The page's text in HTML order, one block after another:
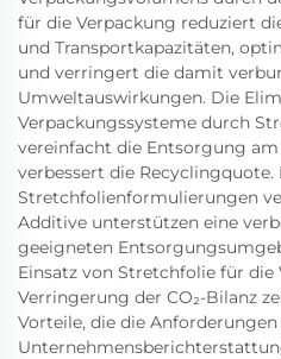
für die Verpackung reduziert
und Transportkapazitäten,
und verringert die damit
Umweltauswirkungen. Die
Verpackungssysteme durch
vereinfacht die Entsorgung am
verbessert die Recyclingquote.
Stretchfolienformulierungen
Additive unterstützen eine
geeigneten
Einsatz von Stretchfolie für die
Verringerung der CO₂-Bilanz
Vorteile, die die Anforderungen